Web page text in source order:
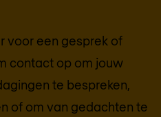
voor een gesprek of
contact op om jouw
te bespreken,
of om van gedachten te